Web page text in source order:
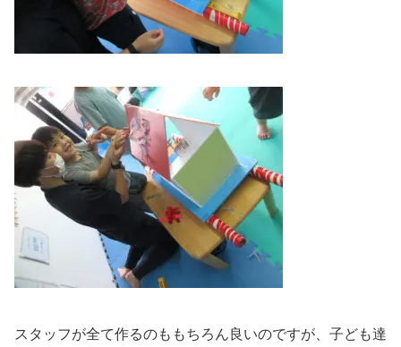
スタッフが全て作るのももちろん良いのですが、子ども達